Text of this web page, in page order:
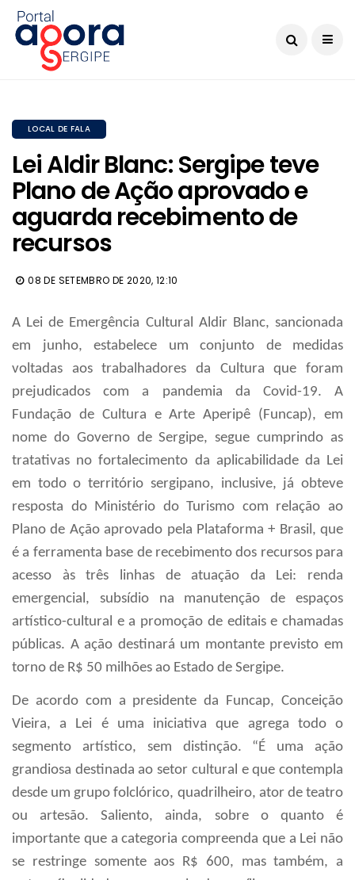
LOCAL DE FALA
Lei Aldir Blanc: Sergipe teve
Plano de Ação aprovado e
aguarda recebimento de
recursos
08 DE SETEMBRO DE 2020, 12:10
A Lei de Emergência Cultural Aldir Blanc, sancionada
em junho, estabelece um conjunto de medidas
voltadas aos trabalhadores da Cultura que foram
prejudicados com a pandemia da Covid-19. A
Fundação de Cultura e Arte Aperipê (Funcap), em
nome do Governo de Sergipe, segue cumprindo as
tratativas no fortalecimento da aplicabilidade da Lei
em todo o território sergipano, inclusive, já obteve
resposta do Ministério do Turismo com relação ao
Plano de Ação aprovado pela Plataforma + Brasil, que
é a ferramenta base de recebimento dos recursos para
acesso às três linhas de atuação da Lei: renda
emergencial, subsídio na manutenção de espaços
artístico-cultural e a promoção de editais e chamadas
públicas. A ação destinará um montante previsto em
torno de R$ 50 milhões ao Estado de Sergipe.
De acordo com a presidente da Funcap, Conceição
Vieira, a Lei é uma iniciativa que agrega todo o
segmento artístico, sem distinção. “É uma ação
grandiosa destinada ao setor cultural e que contempla
desde um grupo folclórico, quadrilheiro, ator de teatro
ou artesão. Saliento, ainda, sobre o quanto é
importante que a categoria compreenda que a Lei não
se restringe somente aos R$ 600, mas também, a